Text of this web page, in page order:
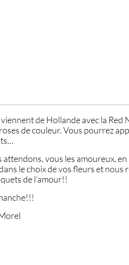
de Hollande avec la Red
de couleur. Vous pourrez
attendons, vous les amoureux,
le choix de vos fleurs et nous
de l’amour!!